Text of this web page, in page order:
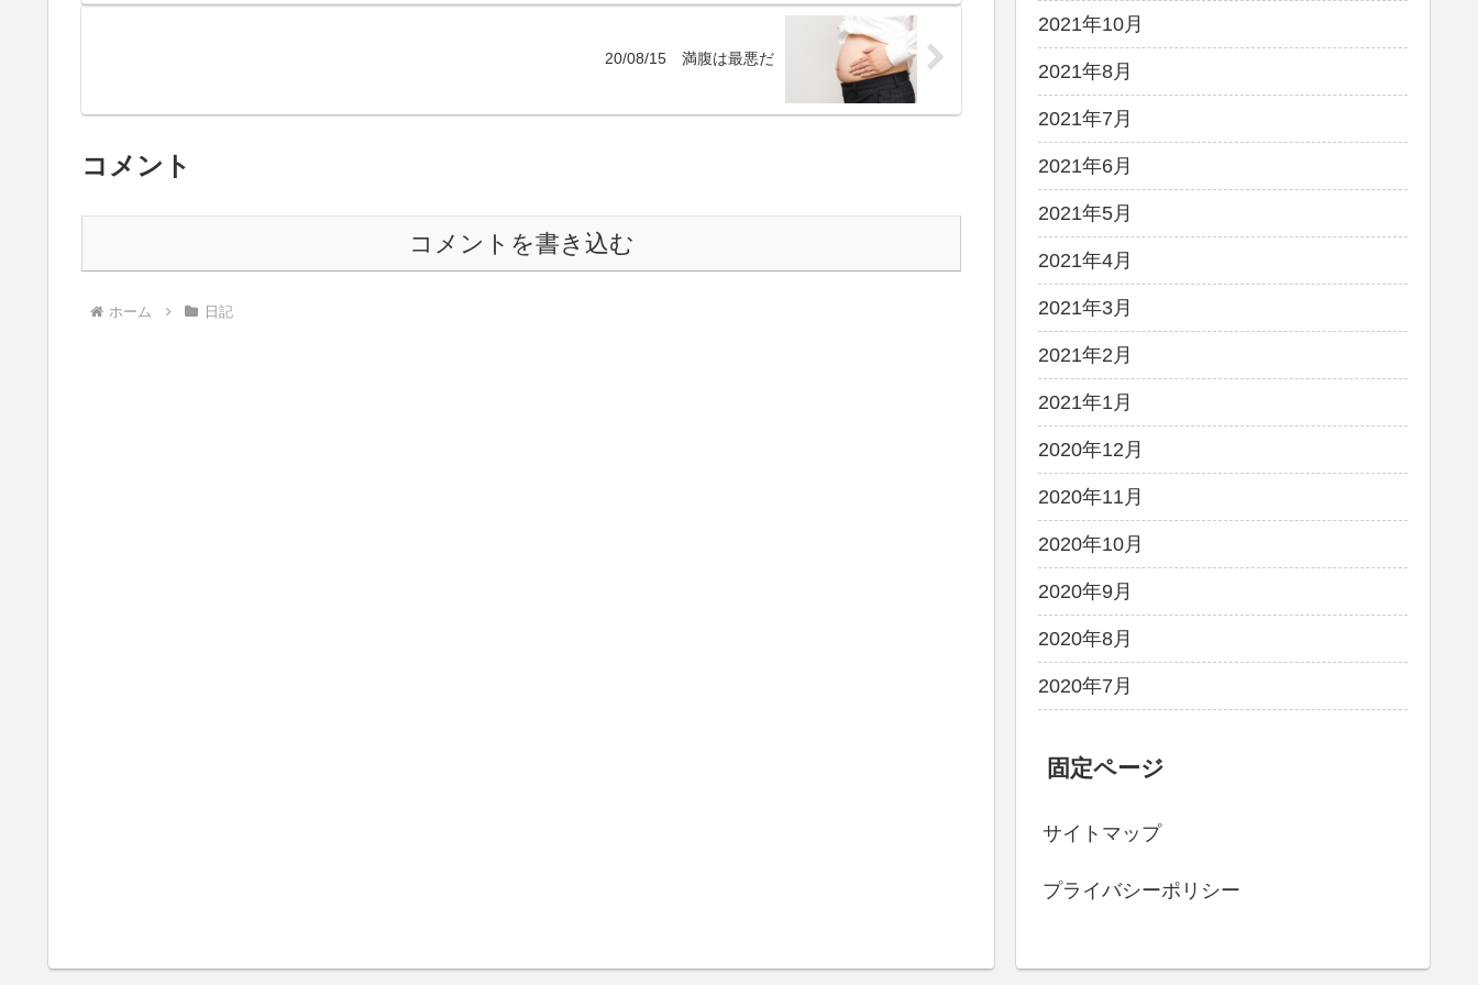
20/08/15 満腹は最悪だ
コメント
コメントを書き込む
ホーム 日記
2021年10月
2021年8月
2021年7月
2021年6月
2021年5月
2021年4月
2021年3月
2021年2月
2021年1月
2020年12月
2020年11月
2020年10月
2020年9月
2020年8月
2020年7月
固定ページ
サイトマップ
プライバシーポリシー